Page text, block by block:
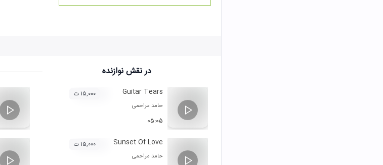
در نقشنوازنده
Guitar Tears
حامد مراحمی
۰۵:۰۵
۱۵,۰۰۰ ت
Sunset Of Love
حامد مراحمی
۱۵,۰۰۰ ت